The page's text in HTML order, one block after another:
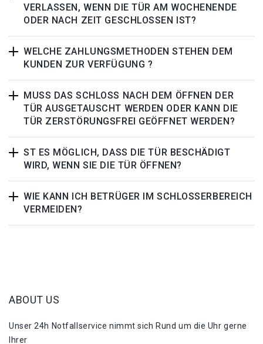
VERLASSEN, WENN DIE TÜR AM WOCHENENDE
ODER NACH ZEIT GESCHLOSSEN IST?
WELCHE ZAHLUNGSMETHODEN STEHEN DEM
KUNDEN ZUR VERFÜGUNG ?
MUSS DAS SCHLOSS NACH DEM ÖFFNEN DER
TÜR AUSGETAUSCHT WERDEN ODER KANN DIE
TÜR ZERSTÖRUNGSFREI GEÖFFNET WERDEN?
ST ES MÖGLICH, DASS DIE TÜR BESCHÄDIGT
WIRD, WENN SIE DIE TÜR ÖFFNEN?
WIE KANN ICH BETRÜGER IM SCHLOSSERBEREICH
VERMEIDEN?
ABOUT US
Unser 24h Notfallservice nimmt sich Rund um die Uhr gerne
Ihrer